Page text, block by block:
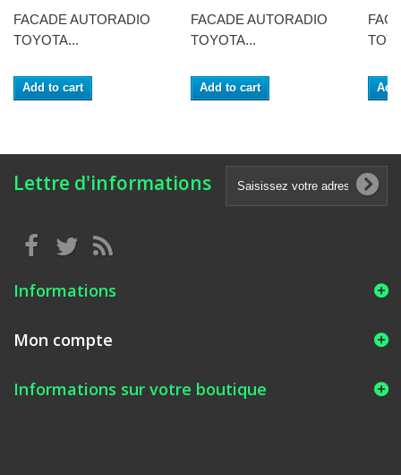
FACADE AUTORADIO
TOYOTA...
Add to cart
FACADE AUTORADIO
TOYOTA...
Add to cart
Lettre d'informations
Informations
Mon compte
Informations sur votre boutique